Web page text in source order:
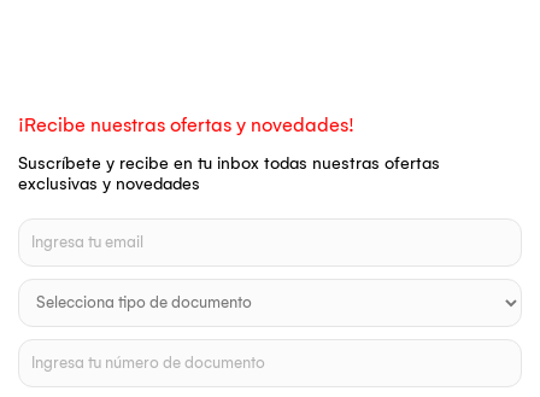
¡Recibe nuestras ofertas y novedades!
Suscríbete y recibe en tu inbox todas nuestras ofertas
exclusivas y novedades